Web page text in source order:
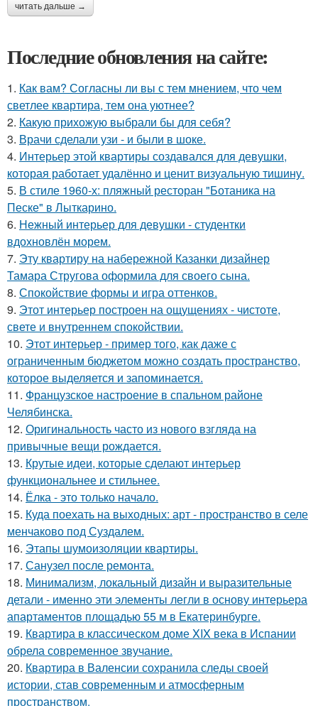
читать дальше →
Последние обновления на сайте:
1. Как вам? Согласны ли вы с тем мнением, что чем
светлее квартира, тем она уютнее?
2. Какую прихожую выбрали бы для себя?
3. Врачи сделали узи - и были в шоке.
4. Интерьер этой квартиры создавался для девушки,
которая работает удалённо и ценит визуальную тишину.
5. В стиле 1960-х: пляжный ресторан "Ботаника на
Песке" в Лыткарино.
6. Нежный интерьер для девушки - студентки
вдохновлён морем.
7. Эту квартиру на набережной Казанки дизайнер
Тамара Стругова оформила для своего сына.
8. Спокойствие формы и игра оттенков.
9. Этот интерьер построен на ощущениях - чистоте,
свете и внутреннем спокойствии.
10. Этот интерьер - пример того, как даже с
ограниченным бюджетом можно создать пространство,
которое выделяется и запоминается.
11. Французское настроение в спальном районе
Челябинска.
12. Оригинальность часто из нового взгляда на
привычные вещи рождается.
13. Крутые идеи, которые сделают интерьер
функциональнее и стильнее.
14. Ёлка - это только начало.
15. Куда поехать на выходных: арт - пространство в селе
менчаково под Суздалем.
16. Этапы шумоизоляции квартиры.
17. Санузел после ремонта.
18. Минимализм, локальный дизайн и выразительные
детали - именно эти элементы легли в основу интерьера
апартаментов площадью 55 м в Екатеринбурге.
19. Квартира в классическом доме XIX века в Испании
обрела современное звучание.
20. Квартира в Валенсии сохранила следы своей
истории, став современным и атмосферным
пространством.